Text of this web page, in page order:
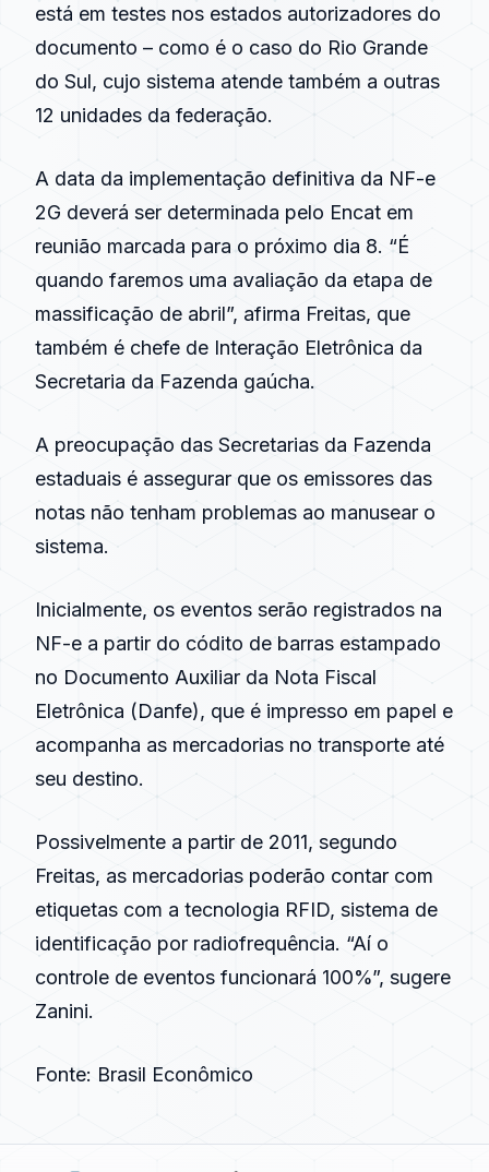
está em testes nos estados autorizadores do
documento – como é o caso do Rio Grande
do Sul, cujo sistema atende também a outras
12 unidades da federação.
A data da implementação definitiva da NF-e
2G deverá ser determinada pelo Encat em
reunião marcada para o próximo dia 8. “É
quando faremos uma avaliação da etapa de
massificação de abril”, afirma Freitas, que
também é chefe de Interação Eletrônica da
Secretaria da Fazenda gaúcha.
A preocupação das Secretarias da Fazenda
estaduais é assegurar que os emissores das
notas não tenham problemas ao manusear o
sistema.
Inicialmente, os eventos serão registrados na
NF-e a partir do códito de barras estampado
no Documento Auxiliar da Nota Fiscal
Eletrônica (Danfe), que é impresso em papel e
acompanha as mercadorias no transporte até
seu destino.
Possivelmente a partir de 2011, segundo
Freitas, as mercadorias poderão contar com
etiquetas com a tecnologia RFID, sistema de
identificação por radiofrequência. “Aí o
controle de eventos funcionará 100%”, sugere
Zanini.
Fonte: Brasil Econômico